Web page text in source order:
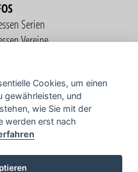
Serien
Vereine
TV
Cookies, um einen
gewährleisten, und
wie Sie mit der
werden erst nach